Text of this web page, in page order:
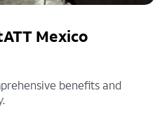
Mexico
benefits and